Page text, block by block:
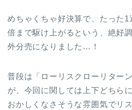
めちゃくちゃ好決算で、たった
倍まで駆け上がるという、絶好
外分売になりました…！
普段は「ローリスクローリター
が、今回に関しては上下どちら
おかしくなさそうな雰囲気でリ